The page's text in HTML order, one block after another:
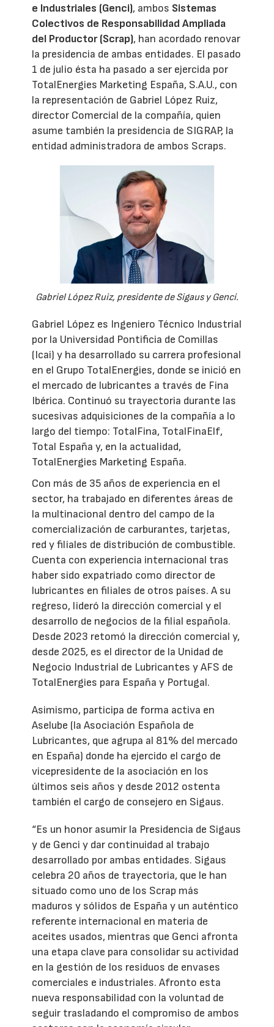
e Industriales (Genci), ambos Sistemas
Colectivos de Responsabilidad Ampliada
del Productor (Scrap), han acordado renovar
la presidencia de ambas entidades. El pasado
1 de julio ésta ha pasado a ser ejercida por
TotalEnergies Marketing España, S.A.U., con
la representación de Gabriel López Ruiz,
director Comercial de la compañía, quien
asume también la presidencia de SIGRAP, la
entidad administradora de ambos Scraps.
Gabriel López Ruiz, presidente de Sigaus y Genci.
Gabriel López es Ingeniero Técnico Industrial
por la Universidad Pontificia de Comillas
(Icai) y ha desarrollado su carrera profesional
en el Grupo TotalEnergies, donde se inició en
el mercado de lubricantes a través de Fina
Ibérica. Continuó su trayectoria durante las
sucesivas adquisiciones de la compañía a lo
largo del tiempo: TotalFina, TotalFinaElf,
Total España y, en la actualidad,
TotalEnergies Marketing España.
Con más de 35 años de experiencia en el
sector, ha trabajado en diferentes áreas de
la multinacional dentro del campo de la
comercialización de carburantes, tarjetas,
red y filiales de distribución de combustible.
Cuenta con experiencia internacional tras
haber sido expatriado como director de
lubricantes en filiales de otros países. A su
regreso, lideró la dirección comercial y el
desarrollo de negocios de la filial española.
Desde 2023 retomó la dirección comercial y,
desde 2025, es el director de la Unidad de
Negocio Industrial de Lubricantes y AFS de
TotalEnergies para España y Portugal.
Asimismo, participa de forma activa en
Aselube (la Asociación Española de
Lubricantes, que agrupa al 81% del mercado
en España) donde ha ejercido el cargo de
vicepresidente de la asociación en los
últimos seis años y desde 2012 ostenta
también el cargo de consejero en Sigaus.
“Es un honor asumir la Presidencia de Sigaus
y de Genci y dar continuidad al trabajo
desarrollado por ambas entidades. Sigaus
celebra 20 años de trayectoria, que le han
situado como uno de los Scrap más
maduros y sólidos de España y un auténtico
referente internacional en materia de
aceites usados, mientras que Genci afronta
una etapa clave para consolidar su actividad
en la gestión de los residuos de envases
comerciales e industriales. Afronto esta
nueva responsabilidad con la voluntad de
seguir trasladando el compromiso de ambos